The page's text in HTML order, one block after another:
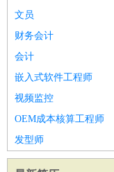
文员
财务会计
会计
嵌入式软件工程师
视频监控
OEM成本核算工程师
发型师